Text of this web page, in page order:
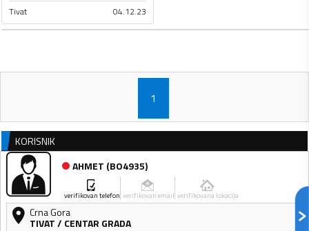
Tivat 04.12.23
1
KORISNIK
AHMET (BO4935)
verifikovan telefon verifikovan email verifikovana lokacija
Crna Gora
TIVAT/ CENTAR GRADA